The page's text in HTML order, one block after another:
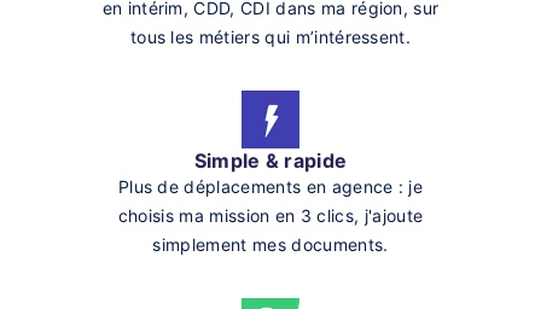
en intérim, CDD, CDI dans ma région, sur
tous les métiers qui m’intéressent.
Simple & rapide
Plus de déplacements en agence : je
choisis ma mission en 3 clics, j'ajoute
simplement mes documents.